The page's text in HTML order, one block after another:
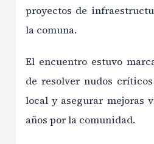
proyectos de
la comuna.
El encuentro estuvo
de resolver nudos
local y asegurar mejoras
años por la comunidad.